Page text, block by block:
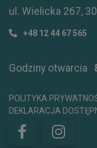
ul. Wielicka 267,
+48 12 44 67 565
Godziny otwarcia
POLITYKA
DEKLARACJA